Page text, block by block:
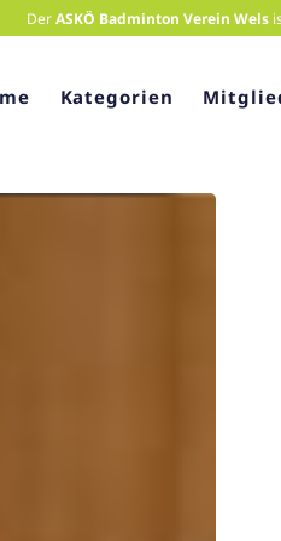
DerASKÖ Badminton Verein Wels
Kategorien